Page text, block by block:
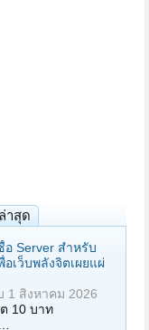
าสุด
Server สำหรับ
เว็บพลังจิตเผยแผ่
1 สิงหาคม 2026
10 บาท